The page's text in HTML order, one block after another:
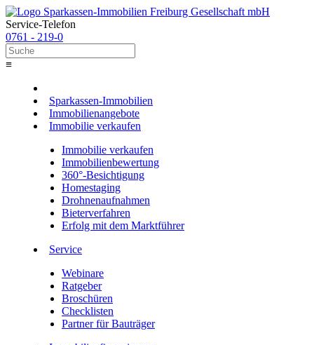
Service-Telefon
0761 - 219-0
≡
Sparkassen-Immobilien
Immobilienangebote
Immobilie verkaufen
Immobilie verkaufen
Immobilienbewertung
360°-Besichtigung
Homestaging
Drohnenaufnahmen
Bieterverfahren
Erfolg mit dem Marktführer
Service
Webinare
Ratgeber
Broschüren
Checklisten
Partner für Bauträger